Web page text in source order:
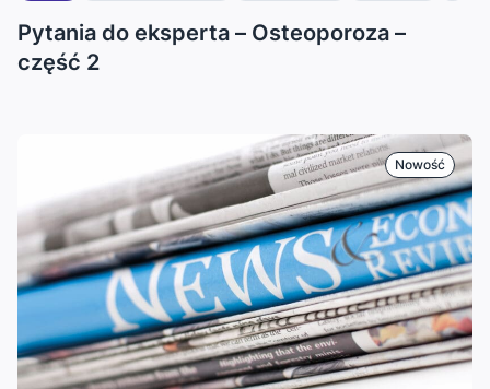
Pytania do eksperta – Osteoporoza –
część 2
Nowość